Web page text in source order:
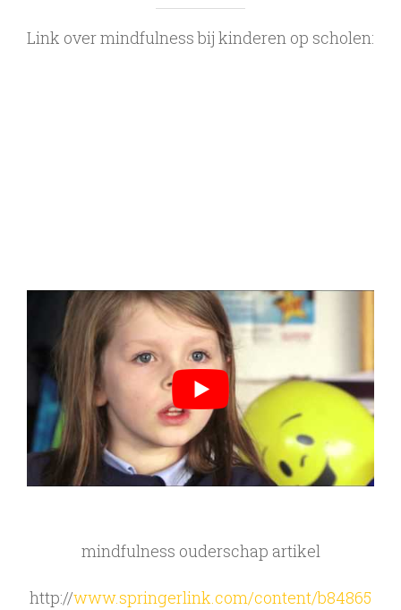
Link over mindfulness bij kinderen op scholen:
mindfulness ouderschap artikel
http://www.springerlink.com/content/b84865